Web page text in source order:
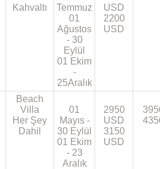
Kahvaltı
Temmuz
01
Ağustos
- 30
Eylül
01 Ekim
-
25Aralık
USD
2200
USD
Beach
Villa
Her Şey
Dahil
01
Mayıs -
30 Eylül
01 Ekim
- 23
Aralık
2950
USD
3150
USD